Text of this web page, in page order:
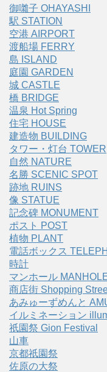
御囃子 OHAYASHI
駅 STATION
空港 AIRPORT
渡船場 FERRY
島 ISLAND
庭園 GARDEN
城 CASTLE
橋 BRIDGE
温泉 Hot Spring
住宅 HOUSE
建造物 BUILDING
タワー・灯台 TOWER
自然 NATURE
名勝 SCENIC SPOT
跡地 RUINS
像 STATUE
記念碑 MONUMENT
ポスト POST
植物 PLANT
電話ボックス
時計
マンホール
商店街 Shopping
あみゅーずめんと
イルミネーション
祇園祭 Gion Festival
山車
京都祇園祭
佐原の大祭